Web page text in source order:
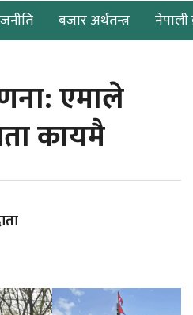
बजार अर्थतन्त्र नेपाली
एमाले
कायमै